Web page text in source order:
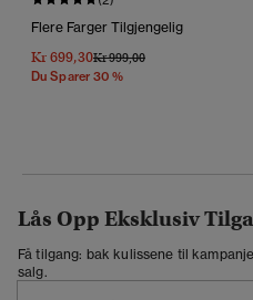
Flere Farger Tilgjengelig
Kr 699,30Pris Nedsatt Fra
Kr 999,00Til
Du Sparer 30 %
Lås Opp Eksklusiv
Få tilgang: bak kulissene til
salg.